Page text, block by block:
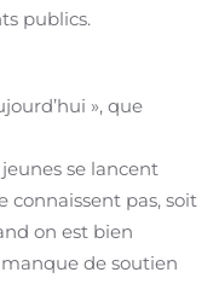
publics.
», que
se lancent
connaissent pas, soit
on est bien
de soutien